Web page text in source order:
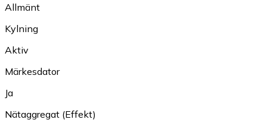
Allmänt
Kylning
Aktiv
Märkesdator
Ja
Nätaggregat (Effekt)